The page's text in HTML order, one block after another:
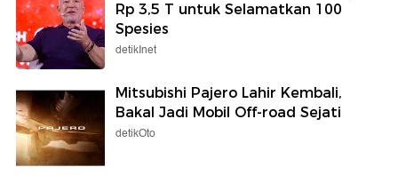
Rp 3,5 T untuk Selamatkan 100
Spesies
detikInet
Mitsubishi Pajero Lahir Kembali,
Bakal Jadi Mobil Off-road Sejati
detikOto